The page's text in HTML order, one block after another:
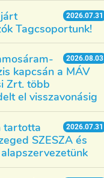
2026.07.31
Tagcsoportunk!
2026.08.03
kapcsán a MÁV
Zrt. több
el visszavonásig
2026.07.31
tartotta
SZESZA és